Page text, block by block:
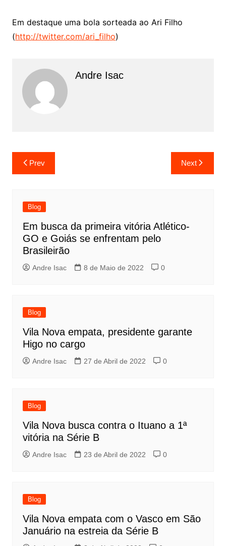
Em destaque uma bola sorteada ao Ari Filho
(http://twitter.com/ari_filho)
Andre Isac
Prev Next
Blog
Em busca da primeira vitória Atlético-
GO e Goiás se enfrentam pelo
Brasileirão
Andre Isac 8 de Maio de 2022 0
Blog
Vila Nova empata, presidente garante
Higo no cargo
Andre Isac 27 de Abril de 2022 0
Blog
Vila Nova busca contra o Ituano a 1ª
vitória na Série B
Andre Isac 23 de Abril de 2022 0
Blog
Vila Nova empata com o Vasco em São
Januário na estreia da Série B